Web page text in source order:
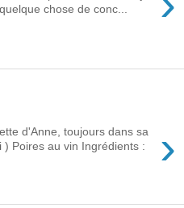
chose de conc...
›
d'Anne, toujours dans sa
) Poires au vin Ingrédients :